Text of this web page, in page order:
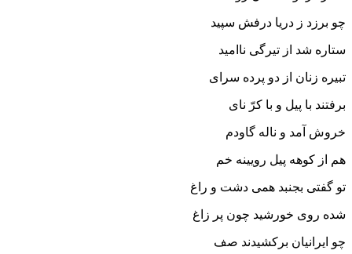
چو برزد ز دریا درفش سپید
ستاره شد از تیرگى ناامید
تبیره زنان از دو پرده سراى
برفتند با پیل و با کرّ ناى‏
خروش آمد و ناله گاودم
هم از کوهه پیل رویینه خم‏
تو گفتى بجنبد همى دشت و راغ
شده روى خورشید چون پر زاغ‏
چو ایرانیان برکشیدند صف